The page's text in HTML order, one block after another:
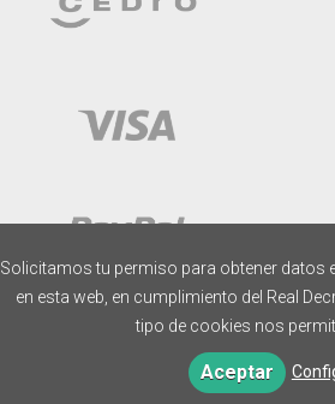
Solicitamos tu permiso para obtener datos
en esta web, en cumplimiento del Real
tipo de cookies nos
Aceptar